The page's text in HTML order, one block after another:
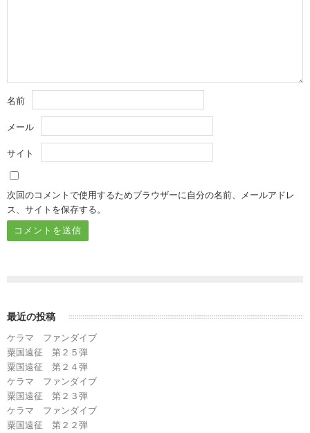
名前
メール
サイト
次回のコメントで使用するためブラウザーに自分の名前、メールアドレ
ス、サイトを保存する。
最近の投稿
ケラマ ファンダイブ
粟国遠征 第２５弾
粟国遠征 第２４弾
ケラマ ファンダイブ
粟国遠征 第２３弾
ケラマ ファンダイブ
粟国遠征 第２２弾